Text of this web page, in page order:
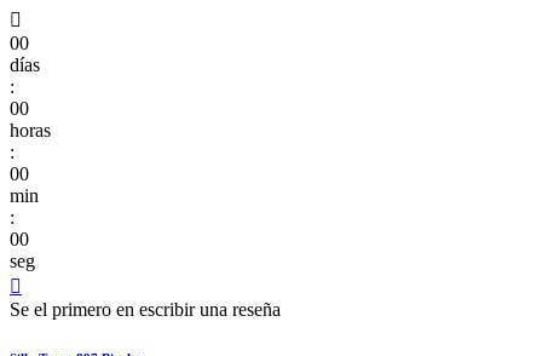

00
días
:
00
horas
:
00
min
:
00
seg

Se el primero en escribir una reseña